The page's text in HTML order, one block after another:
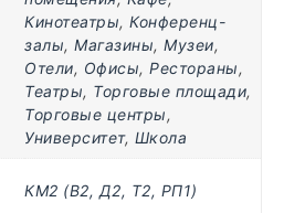
Кинотеатры, Конференц-
залы, Магазины, Музеи,
Отели, Офисы, Рестораны,
Театры, Торговые площади,
Торговые центры,
Университет, Школа
КМ2 (В2, Д2, Т2, РП1)